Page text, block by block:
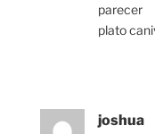
parecer
plato
joshua